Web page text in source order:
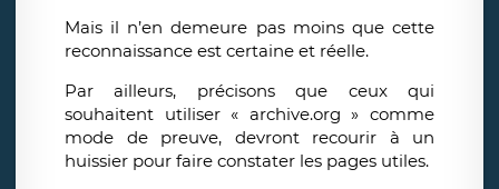
Mais il n’en demeure pas moins que cette
reconnaissance est certaine et réelle.
Par ailleurs, précisons que ceux qui
souhaitent utiliser « archive.org » comme
mode de preuve, devront recourir à un
huissier pour faire constater les pages utiles.